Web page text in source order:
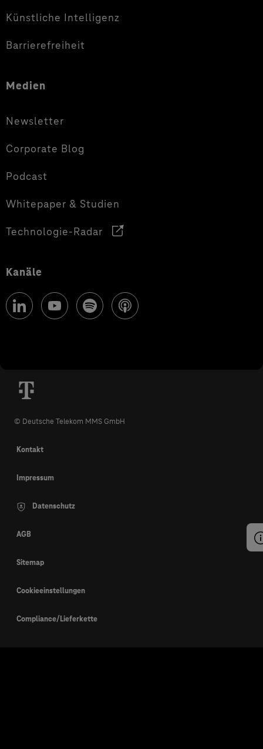
Künstliche Intelligenz
Barrierefreiheit
Medien
Newsletter
Corporate Blog
Podcast
Whitepaper & Studien
Technologie-Radar
Kanäle
© Deutsche Telekom MMS GmbH
Kontakt
Impressum
Datenschutz
AGB
Sitemap
Cookieeinstellungen
Compliance/Lieferkette